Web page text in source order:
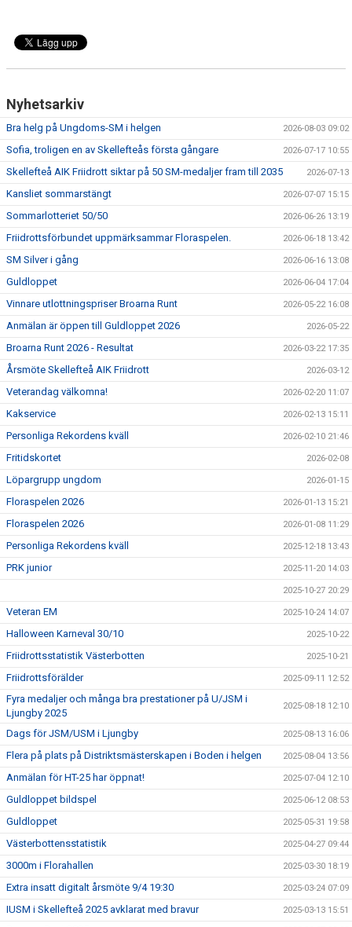
Nyhetsarkiv
Bra helg på Ungdoms-SM i helgen 2026-08-03 09:02
Sofia, troligen en av Skellefteås första gångare 2026-07-17 10:55
Skellefteå AIK Friidrott siktar på 50 SM-medaljer fram till 2035 2026-07-13
Kansliet sommarstängt 2026-07-07 15:15
Sommarlotteriet 50/50 2026-06-26 13:19
Friidrottsförbundet uppmärksammar Floraspelen. 2026-06-18 13:42
SM Silver i gång 2026-06-16 13:08
Guldloppet 2026-06-04 17:04
Vinnare utlottningspriser Broarna Runt 2026-05-22 16:08
Anmälan är öppen till Guldloppet 2026 2026-05-22
Broarna Runt 2026 - Resultat 2026-03-22 17:35
Årsmöte Skellefteå AIK Friidrott 2026-03-12
Veterandag välkomna! 2026-02-20 11:07
Kakservice 2026-02-13 15:11
Personliga Rekordens kväll 2026-02-10 21:46
Fritidskortet 2026-02-08
Löpargrupp ungdom 2026-01-15
Floraspelen 2026 2026-01-13 15:21
Floraspelen 2026 2026-01-08 11:29
Personliga Rekordens kväll 2025-12-18 13:43
PRK junior 2025-11-20 14:03
2025-10-27 20:29
Veteran EM 2025-10-24 14:07
Halloween Karneval 30/10 2025-10-22
Friidrottsstatistik Västerbotten 2025-10-21
Friidrottsförälder 2025-09-11 12:52
Fyra medaljer och många bra prestationer på U/JSM i
Ljungby 2025
2025-08-18 12:10
Dags för JSM/USM i Ljungby 2025-08-13 16:06
Flera på plats på Distriktsmästerskapen i Boden i helgen 2025-08-04 13:56
Anmälan för HT-25 har öppnat! 2025-07-04 12:10
Guldloppet bildspel 2025-06-12 08:53
Guldloppet 2025-05-31 19:58
Västerbottensstatistik 2025-04-27 09:44
3000m i Florahallen 2025-03-30 18:19
Extra insatt digitalt årsmöte 9/4 19:30 2025-03-24 07:09
IUSM i Skellefteå 2025 avklarat med bravur 2025-03-13 15:51